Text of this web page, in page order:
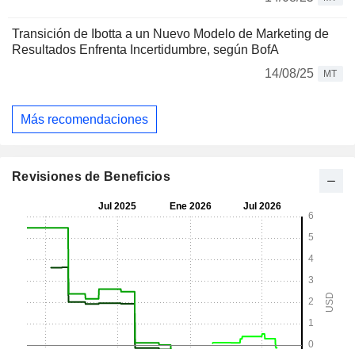
Transición de Ibotta a un Nuevo Modelo de Marketing de
Resultados Enfrenta Incertidumbre, según BofA
14/08/25
MT
Más recomendaciones
Revisiones de Beneficios